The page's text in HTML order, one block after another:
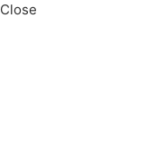
Close